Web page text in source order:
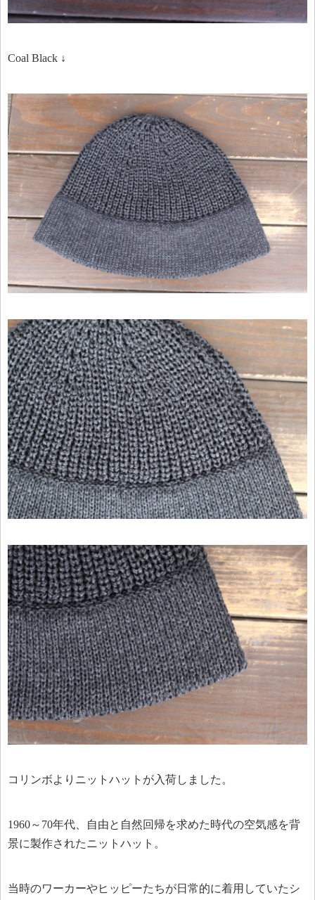
Coal Black ↓
コリンボよりニットハットが入荷しました。
1960～70年代、自由と自然回帰を求めた時代の空気感を背
景に製作されたニットハット。
当時のワーカーやヒッピーたちが日常的に着用していたシ